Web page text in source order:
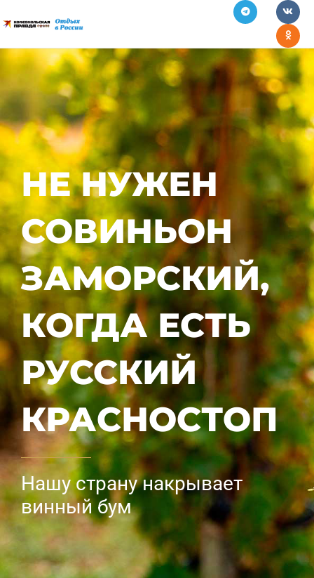
НЕ НУЖЕН
СОВИНЬОН
ЗАМОРСКИЙ,
КОГДА ЕСТЬ
РУССКИЙ
КРАСНОСТОП
Нашу страну накрывает
винный бум